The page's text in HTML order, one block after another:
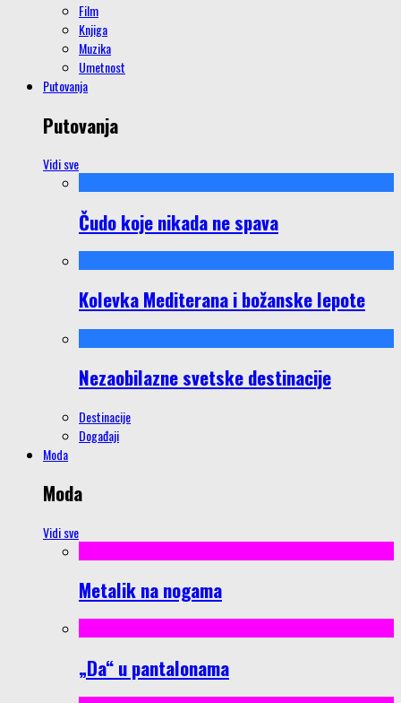
Film
Knjiga
Muzika
Umetnost
Putovanja
Putovanja
Vidi sve
Čudo koje nikada ne spava
Kolevka Mediterana i božanske lepote
Nezaobilazne svetske destinacije
Destinacije
Događaji
Moda
Moda
Vidi sve
Metalik na nogama
„Da“ u pantalonama